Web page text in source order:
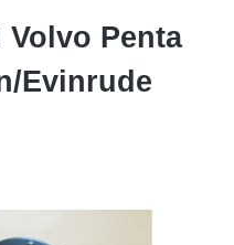
Volvo Penta
Evinrude